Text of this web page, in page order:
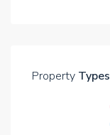
Property Types